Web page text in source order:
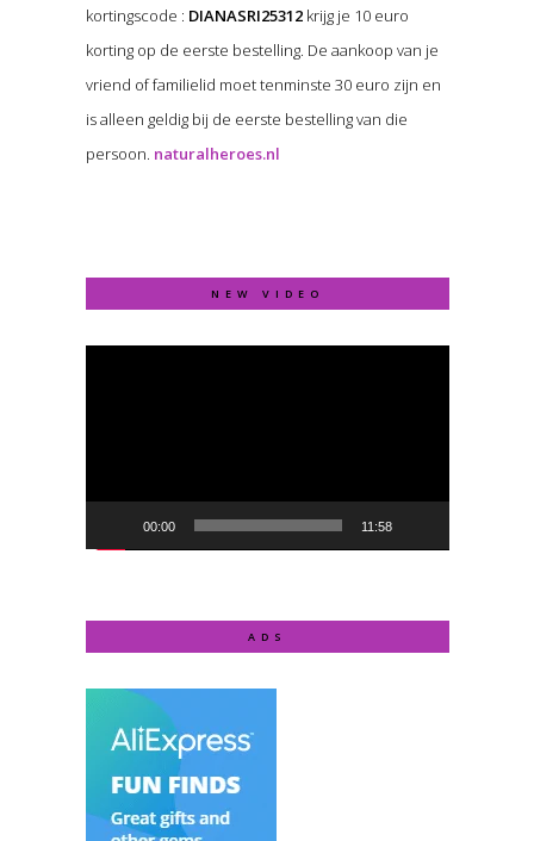
kortingscode : DIANASRI25312krijg je 10 euro
korting op de eerste bestelling. De aankoop van je
vriend of familielid moet tenminste 30 euro zijn en
is alleen geldig bij de eerste bestelling van die
persoon. naturalheroes.nl
NEW VIDEO
Video
00:00 11:58
ADS